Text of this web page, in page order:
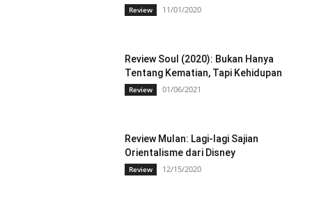
Review 11/01/2020
Review Soul (2020): Bukan Hanya
Tentang Kematian, Tapi Kehidupan
Review 01/06/2021
Review Mulan: Lagi-lagi Sajian
Orientalisme dari Disney
Review 12/15/2020